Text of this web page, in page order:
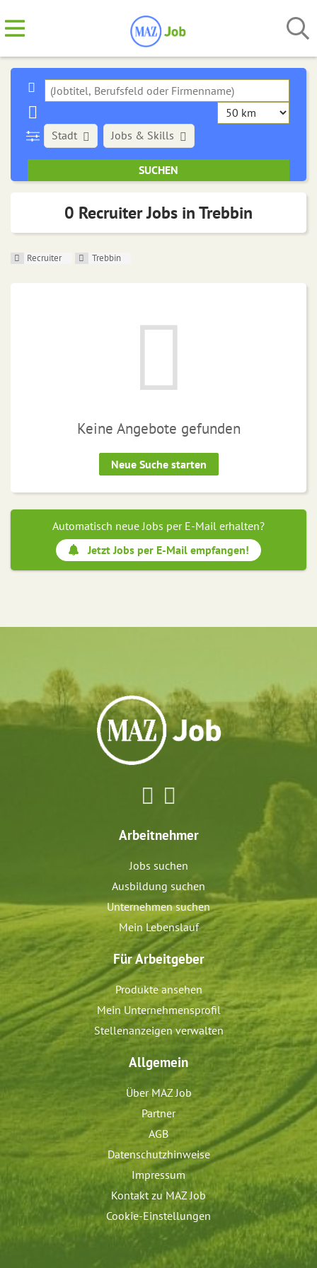
Stadt Jobs & Skills
0 Recruiter Jobs in Trebbin
Recruiter Trebbin
Keine Angebote gefunden
Neue Suche starten
Automatisch neue Jobs per E-Mail erhalten?
Jetzt Jobs per E-Mail empfangen!
Arbeitnehmer
Jobs suchen
Ausbildung suchen
Unternehmen suchen
Mein Lebenslauf
Für Arbeitgeber
Produkte ansehen
Mein Unternehmensprofil
Stellenanzeigen verwalten
Allgemein
Über MAZ Job
Partner
AGB
Datenschutzhinweise
Impressum
Kontakt zu MAZ Job
Cookie-Einstellungen